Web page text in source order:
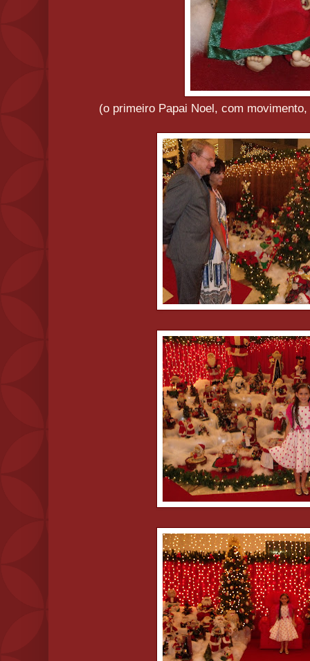
(o primeiro Papai Noel, com